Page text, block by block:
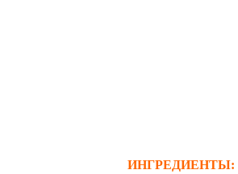
ИНГРЕДИЕНТЫ: